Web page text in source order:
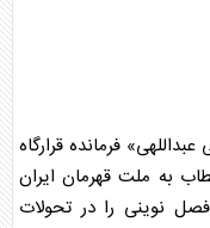
فرمانده قرارگاه
به ملت قهرمان ایران
نوینی را در تحولات